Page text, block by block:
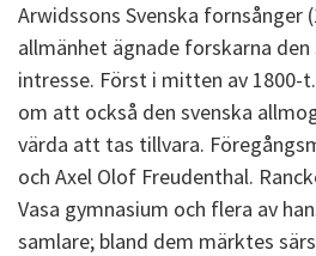
Arwidssons Svenska fornsånger
allmänhet ägnade forskarna
intresse. Först i mitten av 1800-
om att också den svenska
värda att tas tillvara.
och Axel Olof Freudenthal.
Vasa gymnasium och flera av
samlare; bland dem märktes